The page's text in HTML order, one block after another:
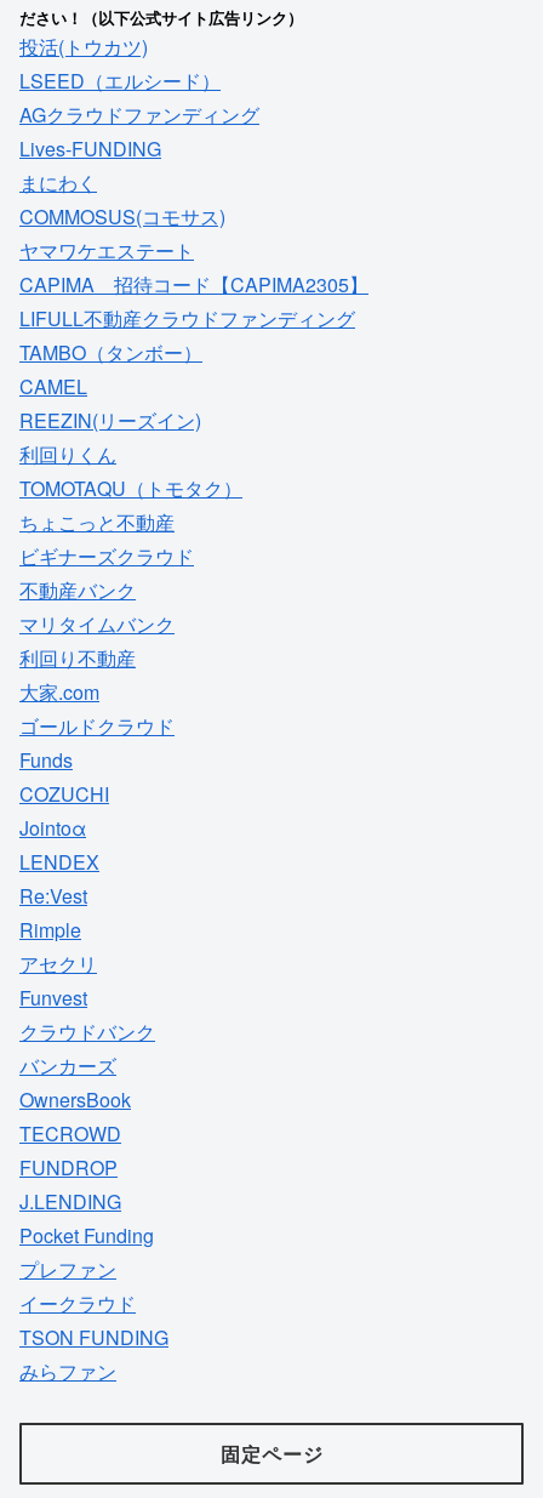
ださい！（以下公式サイト広告リンク）
投活(トウカツ)
LSEED（エルシード）
AGクラウドファンディング
Lives-FUNDING
まにわく
COMMOSUS(コモサス)
ヤマワケエステート
CAPIMA 招待コード【CAPIMA2305】
LIFULL不動産クラウドファンディング
TAMBO（タンボー）
CAMEL
REEZIN(リーズイン)
利回りくん
TOMOTAQU（トモタク）
ちょこっと不動産
ビギナーズクラウド
不動産バンク
マリタイムバンク
利回り不動産
大家.com
ゴールドクラウド
Funds
COZUCHI
Jointoα
LENDEX
Re:Vest
Rimple
アセクリ
Funvest
クラウドバンク
バンカーズ
OwnersBook
TECROWD
FUNDROP
J.LENDING
Pocket Funding
プレファン
イークラウド
TSON FUNDING
みらファン
固定ページ